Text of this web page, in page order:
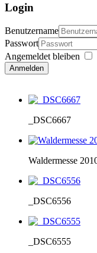
Login
Benutzername
Passwort
Angemeldet bleiben
Anmelden
_DSC6667
Waldermesse
_DSC6556
_DSC6555